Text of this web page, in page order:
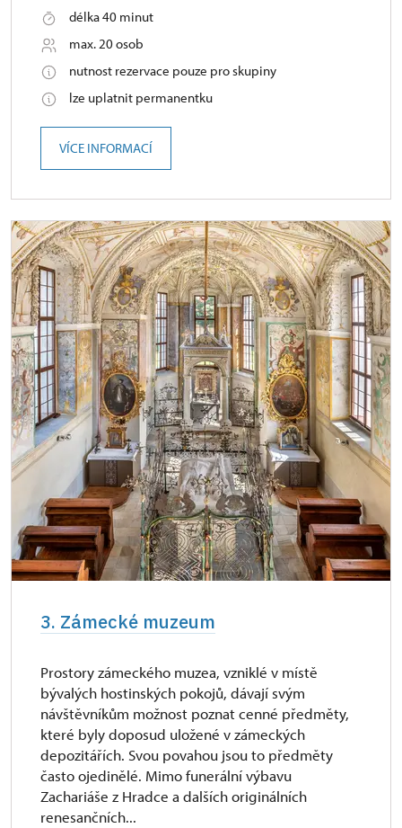
délka 40 minut
max. 20 osob
nutnost rezervace pouze pro skupiny
lze uplatnit permanentku
VÍCE INFORMACÍ
3. Zámecké muzeum
Prostory zámeckého muzea, vzniklé v místě
bývalých hostinských pokojů, dávají svým
návštěvníkům možnost poznat cenné předměty,
které byly doposud uložené v zámeckých
depozitářích. Svou povahou jsou to předměty
často ojedinělé. Mimo funerální výbavu
Zachariáše z Hradce a dalších originálních
renesančních...